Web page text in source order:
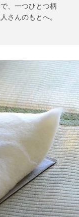
、一つひとつ柄
さんのもとへ。